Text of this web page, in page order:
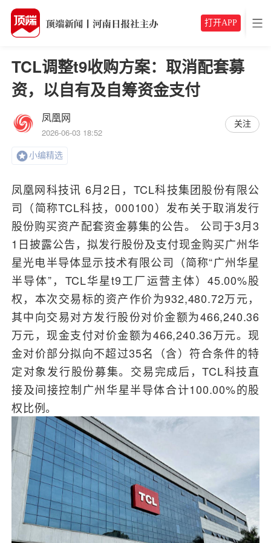
打开APP
TCL调整t9收购方案：取消配套募
资，以自有及自筹资金支付
凤凰网
2026-06-03 18:52
关注
小编精选
凤凰网科技讯 6月2日，TCL科技集团股份有限公
司（简称TCL科技，000100）发布关于取消发行
股份购买资产配套资金募集的公告。 公司于3月3
1日披露公告，拟发行股份及支付现金购买广州华
星光电半导体显示技术有限公司（简称“广州华星
半导体”，TCL华星t9工厂运营主体）45.00%股
权，本次交易标的资产作价为932,480.72万元，
其中向交易对方发行股份对价金额为466,240.36
万元，现金支付对价金额为466,240.36万元。现
金对价部分拟向不超过35名（含）符合条件的特
定对象发行股份募集。交易完成后，TCL科技直
接及间接控制广州华星半导体合计100.00%的股
权比例。